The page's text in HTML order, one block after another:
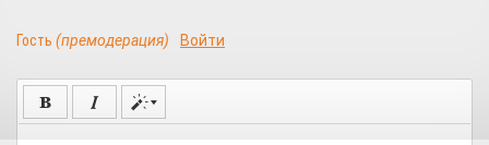
Гость (премодерация) Войти